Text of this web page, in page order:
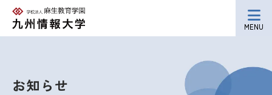
MENU
お知らせ